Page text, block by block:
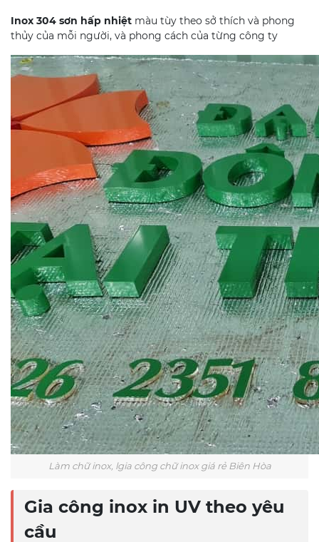
Inox 304 sơn hấp nhiệt màu tùy theo sở thích và phong
thủy của mỗi người, và phong cách của từng công ty
Làm chữ inox, lgia công chữ inox giá rẻ Biên Hòa
Gia công inox in UV theo yêu
cầu